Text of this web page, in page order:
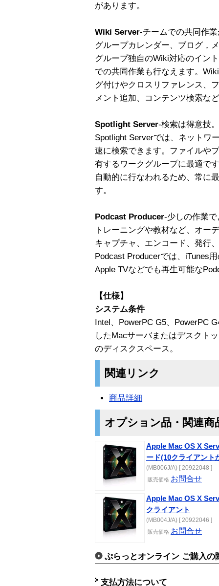
があります。
Wiki Server-チームでの共同作
グループカレンダー、ブログ，
グループ独自のWiki対応のイン
での共同作業も行なえます。
グ付けやクロスリファレンス、
メント追加、コンテンツ検索な
Spotlight Server-検索は得意技
Spotlight Serverでは、ネットワ
速に検索できます。ファイルや
有するワークグループに最適で
自動的に行なわれるため、常に
す。
Podcast Producer-少しの作業
トレーニングや教材など、オー
キャプチャ、エンコード、発行
Podcast Producerでは、iTunes
Apple TVなどでも再生可能な
【仕様】
システム条件
Intel、PowerPC G5、PowerPC
したMacサーバまたはデスクト
のディスクスペース。
関連リンク
商品詳細
オプション品・関連商
Apple Mac OS X
ード(10クライアント
(MB006J/A) [ 20922048 ]
販売価格 お問合せ
Apple Mac OS X
クライアント
(MB004J/A) [ 20922046 ]
販売価格 お問合せ
ぷらっとオンライン ご購入の
支払方法について